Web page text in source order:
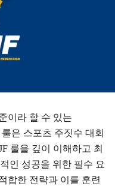
이라 할 수 있는
은 스포츠 주짓수 대회
룰을 깊이 이해하고 최
인 성공을 위한 필수 요
합한 전략과 이를 훈련